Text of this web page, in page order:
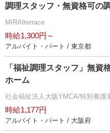
調理スタッフ・無資格可の
MIRAIterrace
時給1,300円～
アルバイト・パート / 東京都
「福祉調理スタッフ」無資
ホーム
社会福祉法人大阪YMCA/特別養護
時給1,177円
アルバイト・パート / 大阪府